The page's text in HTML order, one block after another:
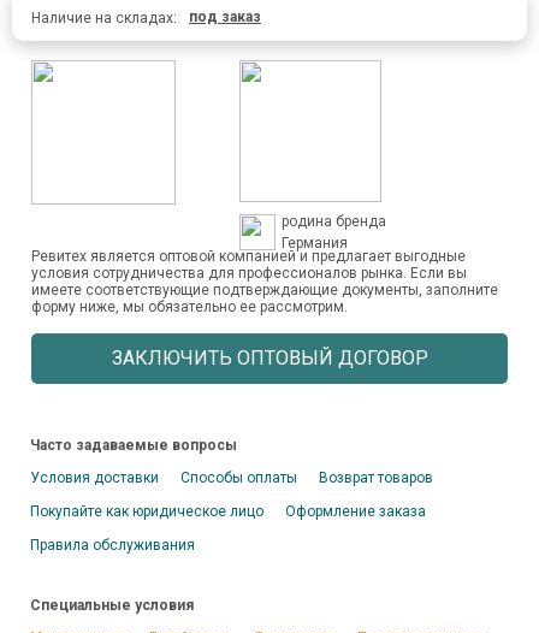
Наличие на складах: под заказ
родина бренда
Германия
Ревитех является оптовой компанией и предлагает выгодные
условия сотрудничества для профессионалов рынка. Если вы
имеете соответствующие подтверждающие документы, заполните
форму ниже, мы обязательно ее рассмотрим.
ЗАКЛЮЧИТЬ ОПТОВЫЙ ДОГОВОР
Часто задаваемые вопросы
Условия доставки
Способы оплаты
Возврат товаров
Покупайте как юридическое лицо
Оформление заказа
Правила обслуживания
Специальные условия